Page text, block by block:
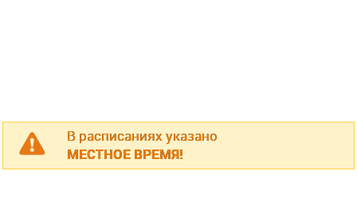
В расписаниях указано
МЕСТНОЕ ВРЕМЯ!